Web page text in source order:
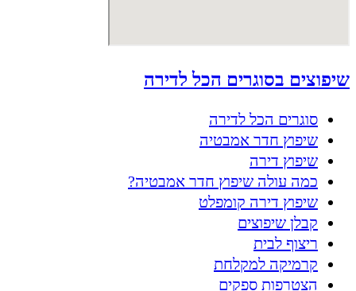
שיפוצים בסוגרים הכל לדירה
סוגרים הכל לדירה
שיפוץ חדר אמבטיה
שיפוץ דירה
כמה עולה שיפוץ חדר אמבטיה?
שיפוץ דירה קומפלט
קבלן שיפוצים
ריצוף לבית
קרמיקה למקלחת
הצטרפות ספקים